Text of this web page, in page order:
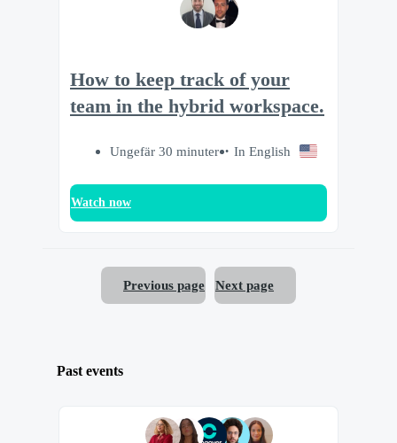
How to keep track of your
team in the hybrid workspace.
Ungefär 30 minuter In English
Watch now
Previous page Next page
Past events